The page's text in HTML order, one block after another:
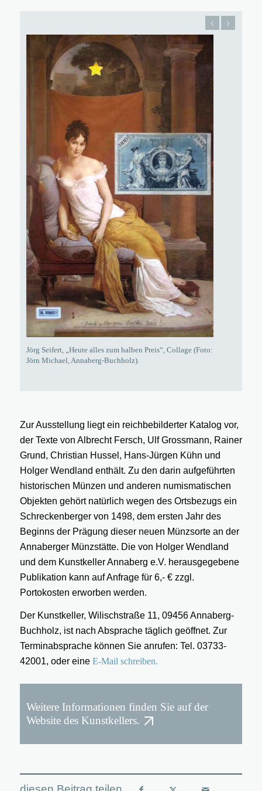
Jörg Seifert, „Heute alles zum halben Preis“, Collage (Foto:
Jörn Michael, Annaberg-Buchholz).
Zur Ausstellung liegt ein reichbebilderter Katalog vor,
der Texte von Albrecht Fersch, Ulf Grossmann, Rainer
Grund, Christian Hussel, Hans-Jürgen Kühn und
Holger Wendland enthält. Zu den darin aufgeführten
historischen Münzen und anderen numismatischen
Objekten gehört natürlich wegen des Ortsbezugs ein
Schreckenberger von 1498, dem ersten Jahr des
Beginns der Prägung dieser neuen Münzsorte an der
Annaberger Münzstätte. Die von Holger Wendland
und dem Kunstkeller Annaberg e.V. herausgegebene
Publikation kann auf Anfrage für 6,- € zzgl.
Portokosten erworben werden.
Der Kunstkeller, Wilischstraße 11, 09456 Annaberg-
Buchholz, ist nach Absprache täglich geöffnet. Zur
Terminabsprache können Sie anrufen: Tel. 03733-
42001, oder eineE-Mail schreiben.
Weitere Informationen finden Sie auf der
Website des Kunstkellers.